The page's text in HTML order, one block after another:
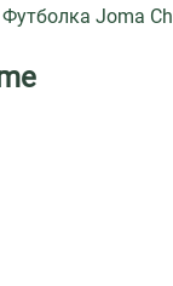
Футболка Joma